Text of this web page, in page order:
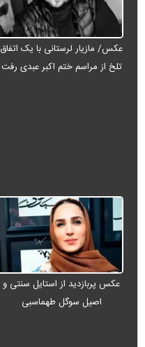
عکس/ مازیار لرستانی با یک اتفاق
تلخ از مراسم ختم اکبر عبدی رفت
عکس پربازدید از استایل سنتی و
اصیل سوگل طهماسبی